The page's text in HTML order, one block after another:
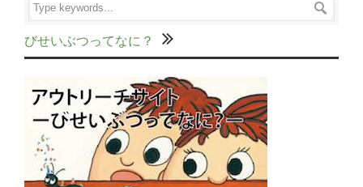
びせいぶつってなに？